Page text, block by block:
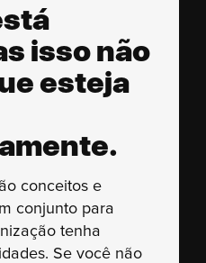
isso não
esteja
conceitos e
conjunto para
tenha
Se você não